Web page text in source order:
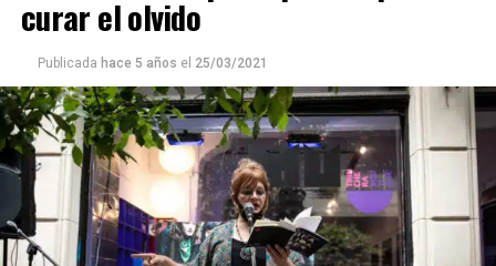
curar el olvido
Publicada hace 5 años el 25/03/2021